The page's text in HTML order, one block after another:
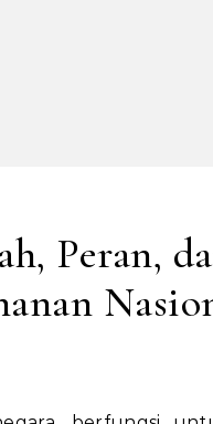
Peran,